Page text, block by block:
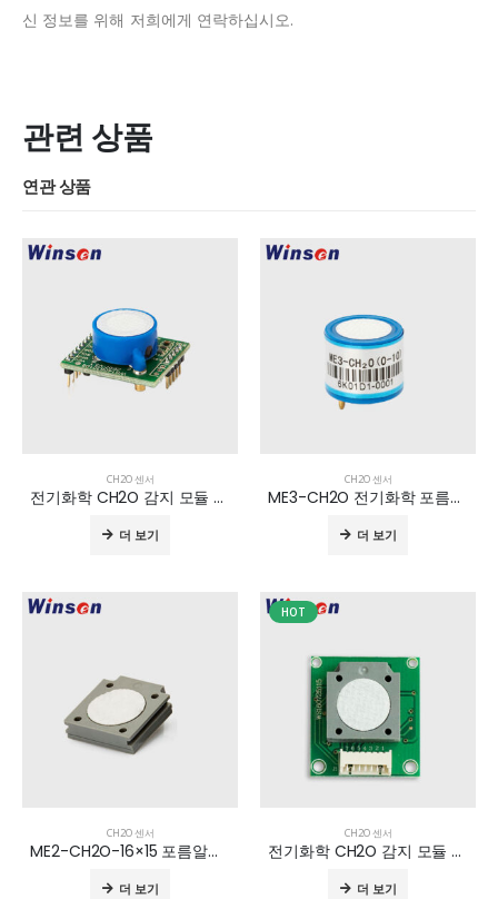
신 정보를 위해 저희에게 연락하십시오.
관련 상품
연관 상품
CH2O 센서
전기화학 CH2O 감지 모듈 ZE07-CH2O
더 보기
CH2O 센서
ME3-CH2O 전기화학 포름알데히드 센서
더 보기
CH2O 센서
ME2-CH2O-16×15 포름알데히드 센서
더 보기
HOT
CH2O 센서
전기화학 CH2O 감지 모듈 ZE08-CH2O
더 보기